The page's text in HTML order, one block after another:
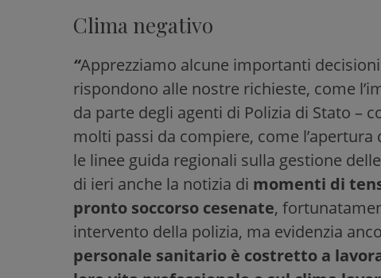
Clima negativo
“Apprezziamo alcune importanti
rispondono alle nostre richieste, come
da parte degli agenti di Polizia di Stato –
molti passi da compiere, come l’apertura
le linee guida regionali sulla gestione
di ieri anche la notizia di momenti di
pronto soccorso cesenate,
intervento della polizia, ma evidenzia
personale sanitario è costretto a